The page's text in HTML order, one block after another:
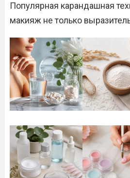
Популярная карандашная
макияж не только